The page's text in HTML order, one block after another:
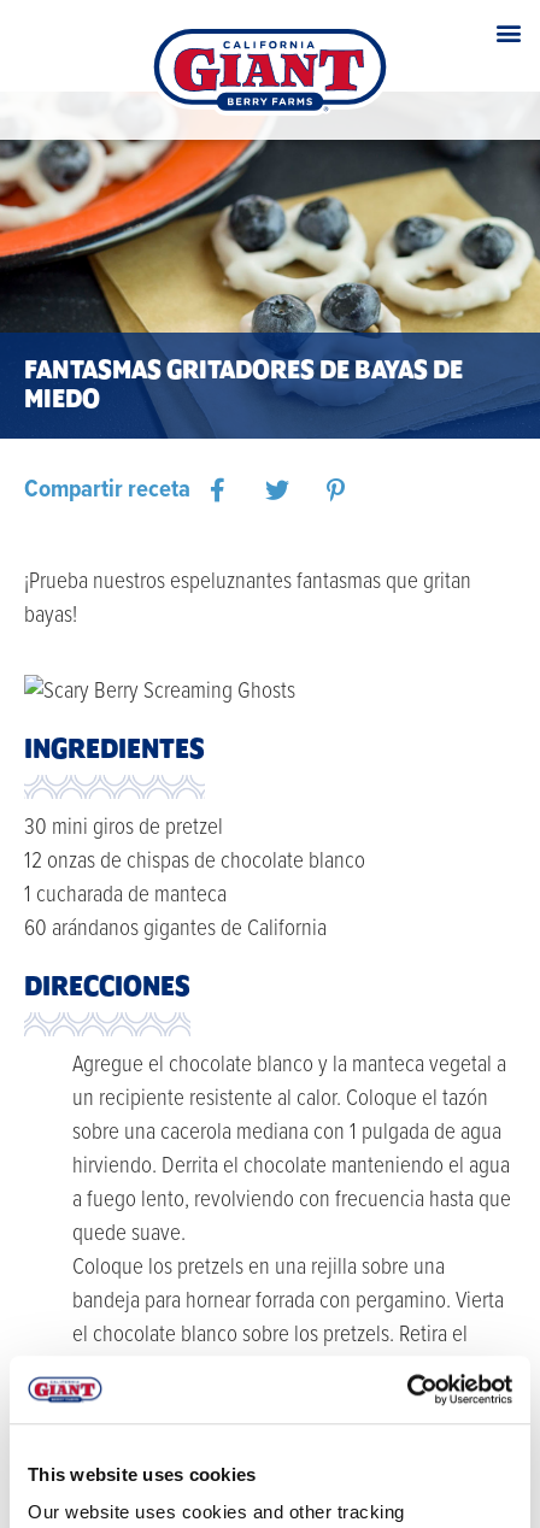
This website uses cookies
Our website uses cookies and other tracking
FANTASMAS GRITADORES DE BAYAS DE
MIEDO
Compartir receta
¡Prueba nuestros espeluznantes fantasmas que gritan
bayas!
INGREDIENTES
30 mini giros de pretzel
12 onzas de chispas de chocolate blanco
1 cucharada de manteca
60 arándanos gigantes de California
DIRECCIONES
Agregue el chocolate blanco y la manteca vegetal a
un recipiente resistente al calor. Coloque el tazón
sobre una cacerola mediana con 1 pulgada de agua
hirviendo. Derrita el chocolate manteniendo el agua
a fuego lento, revolviendo con frecuencia hasta que
quede suave.
Coloque los pretzels en una rejilla sobre una
bandeja para hornear forrada con pergamino. Vierta
el chocolate blanco sobre los pretzels. Retira el
exceso de chocolate blanco de la bandeja para
hornear si es necesario. Vuelva a calentar
pretzels restantes.
Antes de que cuaje el chocolate blanco, agregue un